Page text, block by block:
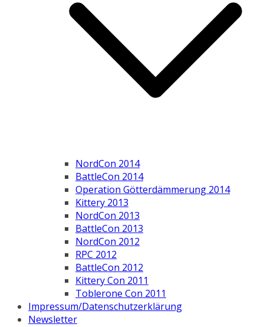
NordCon 2014
BattleCon 2014
Operation Götterdämmerung 2014
Kittery 2013
NordCon 2013
BattleCon 2013
NordCon 2012
RPC 2012
BattleCon 2012
Kittery Con 2011
Toblerone Con 2011
Impressum/Datenschutzerklärung
Newsletter